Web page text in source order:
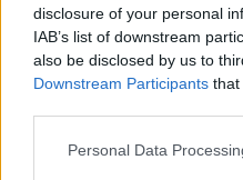
disclosure of your personal
IAB’s list of downstream
also be disclosed by us to
Downstream Participants that
Personal Data
ΓΕΎΣΗ -
Τα
γεύση
8 Αυγούστου